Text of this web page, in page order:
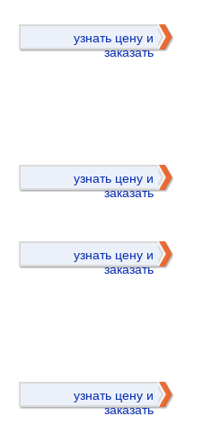
узнать цену и
заказать
узнать цену и
заказать
узнать цену и
заказать
узнать цену и
заказать